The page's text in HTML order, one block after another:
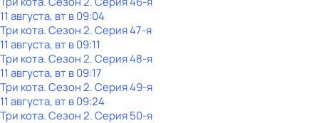
11 августа, вт в 09:04
Три кота. Сезон 2. Серия 47-я
11 августа, вт в 09:11
Три кота. Сезон 2. Серия 48-я
11 августа, вт в 09:17
Три кота. Сезон 2. Серия 49-я
11 августа, вт в 09:24
Три кота. Сезон 2. Серия 50-я